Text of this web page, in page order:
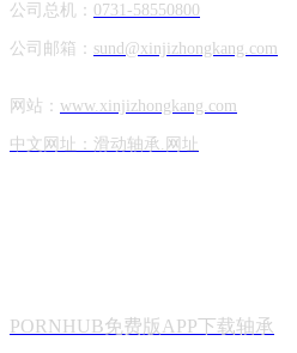
公司总机： 0731-58550800
公司邮箱： sund@xinjizhongkang.com
网站： www.xinjizhongkang.com
中文网址：滑动轴承.网址
PORNHUB免费版APP下载轴承